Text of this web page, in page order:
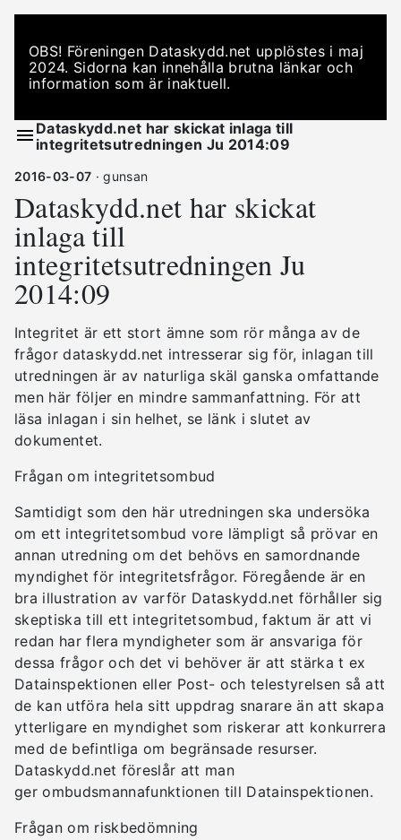
OBS! Föreningen Dataskydd.net upplöstes i maj
2024. Sidorna kan innehålla brutna länkar och
information som är inaktuell.
Dataskydd.net har skickat inlaga till
integritetsutredningen Ju 2014:09
2016-03-07 · gunsan
Dataskydd.net har skickat
inlaga till
integritetsutredningen Ju
2014:09
Integritet är ett stort ämne som rör många av de
frågor dataskydd.net intresserar sig för, inlagan till
utredningen är av naturliga skäl ganska omfattande
men här följer en mindre sammanfattning. För att
läsa inlagan i sin helhet, se länk i slutet av
dokumentet.
Frågan om integritetsombud
Samtidigt som den här utredningen ska undersöka
om ett integritetsombud vore lämpligt så prövar en
annan utredning om det behövs en samordnande
myndighet för integritetsfrågor. Föregående är en
bra illustration av varför Dataskydd.net förhåller sig
skeptiska till ett integritetsombud, faktum är att vi
redan har flera myndigheter som är ansvariga för
dessa frågor och det vi behöver är att stärka t ex
Datainspektionen eller Post- och telestyrelsen så att
de kan utföra hela sitt uppdrag snarare än att skapa
ytterligare en myndighet som riskerar att konkurrera
med de befintliga om begränsade resurser.
Dataskydd.net föreslår att man
ger ombudsmannafunktionen till Datainspektionen.
Frågan om riskbedömning